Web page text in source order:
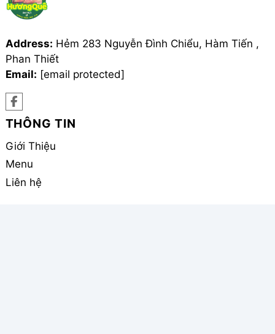
Address: Hẻm 283 Nguyễn Đình Chiểu, Hàm Tiến ,
Phan Thiết
Email: [email protected]
THÔNG TIN
Giới Thiệu
Menu
Liên hệ